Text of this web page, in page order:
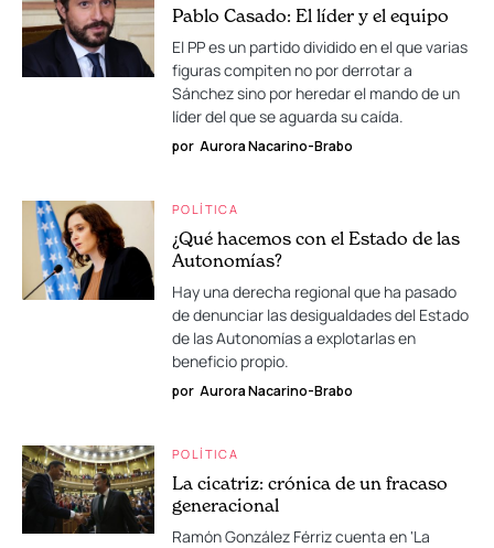
Pablo Casado: El líder y el equipo
El PP es un partido dividido en el que varias
figuras compiten no por derrotar a
Sánchez sino por heredar el mando de un
líder del que se aguarda su caída.
por Aurora Nacarino-Brabo
POLÍTICA
¿Qué hacemos con el Estado de las
Autonomías?
Hay una derecha regional que ha pasado
de denunciar las desigualdades del Estado
de las Autonomías a explotarlas en
beneficio propio.
por Aurora Nacarino-Brabo
POLÍTICA
La cicatriz: crónica de un fracaso
generacional
Ramón González Férriz cuenta en 'La